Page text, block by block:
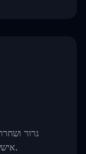
גרור
אישית שממחישות את רוח הכיף של סגול שמץ.